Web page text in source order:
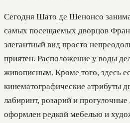
Сегодня Шато де Шенонсо
самых посещаемых дворцов
элегантный вид просто
приятен. Расположение у воды
живописным. Кроме того, здесь
кинематографические атрибуты
лабиринт, розарий и
оформлен редкой мебелью и